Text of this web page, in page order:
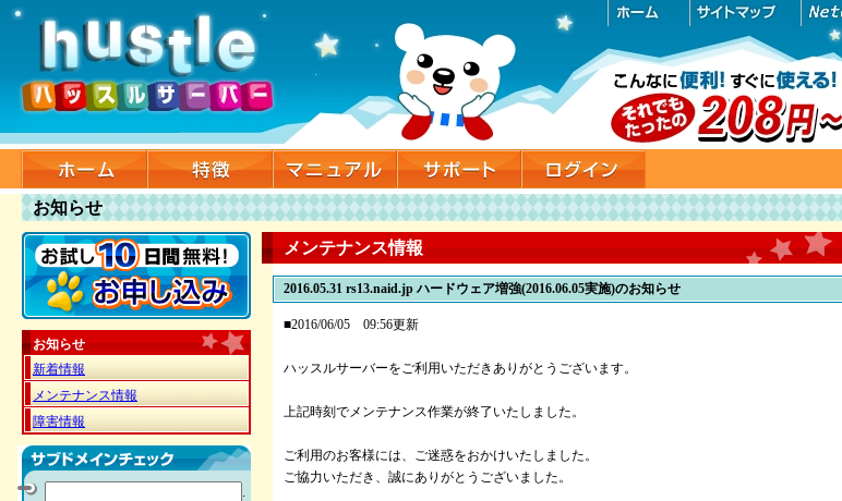
お知らせ
お知らせ
新着情報
メンテナンス情報
障害情報
.
メンテナンス情報
2016.05.31 rs13.naid.jp ハードウェア増強(2016.06.05実施)のお知らせ
■2016/06/05 09:56更新
ハッスルサーバーをご利用いただきありがとうございます。
上記時刻でメンテナンス作業が終了いたしました。
ご利用のお客様には、ご迷惑をおかけいたしました。
ご協力いただき、誠にありがとうございました。